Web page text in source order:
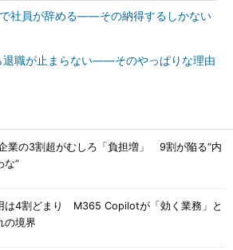
で社員が辞める――その納得するしかない
退職が止まらない――そのやっぱりな理由
業の3割超がむしろ「負担増」 9割が陥る“内
な”
は4割どまり M365 Copilotが「効く業務」と
の境界